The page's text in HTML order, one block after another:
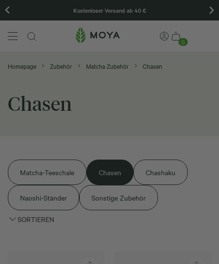
Kostenloser Versand ab 40 €
0
Homepage Zubehör Matcha Zubehör Chasen
Chasen
Matcha-Teeschale Chasen Chashaku
Naoshi-Ständer Sonstige Zubehör
SORTIEREN